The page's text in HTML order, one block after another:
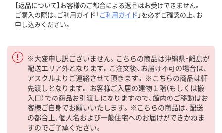
【返品について】お客様のご都合による返品はお受けできません。
ご購入の際は、ご利用ガイド「ご利用ガイド 」を必ずご確認の上、お
申し込みください。
※大変申し訳ございません。こちらの商品は沖縄県・離島が
配送エリア外となります。ご注文後、お届け不可の場合は、
アスクルよりご連絡させて頂きます。 ※こちらの商品は軒
先渡しとなります。 お客様ご入居の建物１階（もしくは搬
入口）での商品お引渡しになりますので、館内のご移動はお
客様ご自身でお願いいたします。※こちらの商品は、配送
の都合上、個人名および一般住宅へのお届けができかねま
すのでご了承ください。